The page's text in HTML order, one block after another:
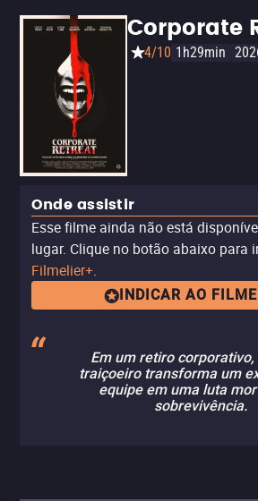
Corporate
4/10 1h29min
Onde assistir
Esse filme ainda não está
lugar. Clique no botão abaixo para
Filmelier+.
INDICAR AO
Em um retiro
traiçoeiro transforma um
equipe em uma luta
sobrevivência.